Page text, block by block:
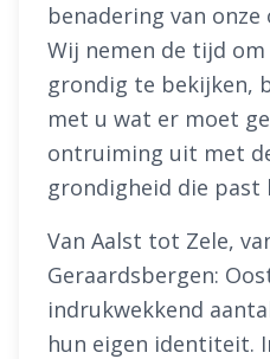
benadering van
Wij nemen de tijd
grondig te bekijken,
met u wat er moet
ontruiming uit met
grondigheid die
Van Aalst tot Zele,
Geraardsbergen:
indrukwekkend
hun eigen identiteit.